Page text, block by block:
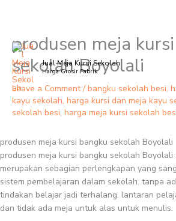
Skip
content
Jual Meja Kursi Sekolah
Harga Grosir Pabrik
produsen meja
sekolah Boyolali
Leave a Comment / bangku sekolah besi,
kayu sekolah, harga kursi dan meja kayu
sekolah besi, harga meja kursi sekolah
produsen meja kursi bangku sekolah Boyolali
produsen meja kursi bangku sekolah
merupakan sebagian perlengkapan yang
sistem pembelajaran dalam sekolah. tanpa
tindakan belajar jadi terhalang. lantaran
dan tidak ada meja untuk alas untuk menulis.